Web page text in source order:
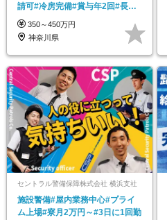
請可#冷房完備#賞与年2回#長期
連休有
350～450万円
神奈川県
セントラル警備保障株式会社 横浜支社
施設警備#屋内業務中心#プライ
ム上場#寮月2万円～#3日に1回勤